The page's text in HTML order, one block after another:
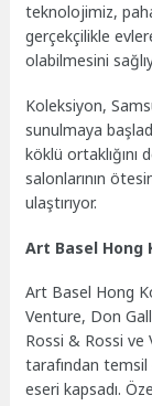
teknolojimiz,
gerçekçilikle
olabilmesini
Koleksiyon,
sunulmaya
köklü
salonlarının
ulaştırıyor.
Art Basel Hong
Art Basel Hong
Venture, Don
Rossi & Rossi ve
tarafından
eseri kapsadı.